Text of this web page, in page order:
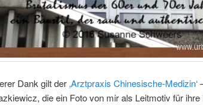
Dank gilt der ‚Arztpraxis Chinesische-Medizin‘
die ein Foto von mir als Leitmotiv für